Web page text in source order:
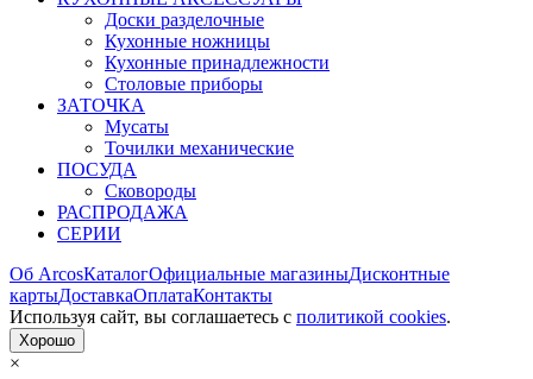
Доски разделочные
Кухонные ножницы
Кухонные принадлежности
Столовые приборы
ЗАТОЧКА
Мусаты
Точилки механические
ПОСУДА
Сковороды
РАСПРОДАЖА
СЕРИИ
Об ArcosКаталогОфициальные магазиныДисконтные
картыДоставкаОплатаКонтакты
Используя сайт, вы согла­шаетесь с политикой cookies.
Хорошо
×